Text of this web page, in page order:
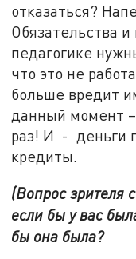
отказаться?
Обязательства и
педагогике
что это не
больше вредит
данный момент
раз! И - деньги
кредиты.
(Вопрос зрителя
если бы у вас
бы она была?